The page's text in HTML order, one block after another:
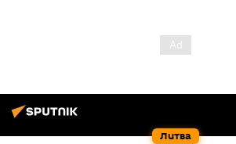
Литва